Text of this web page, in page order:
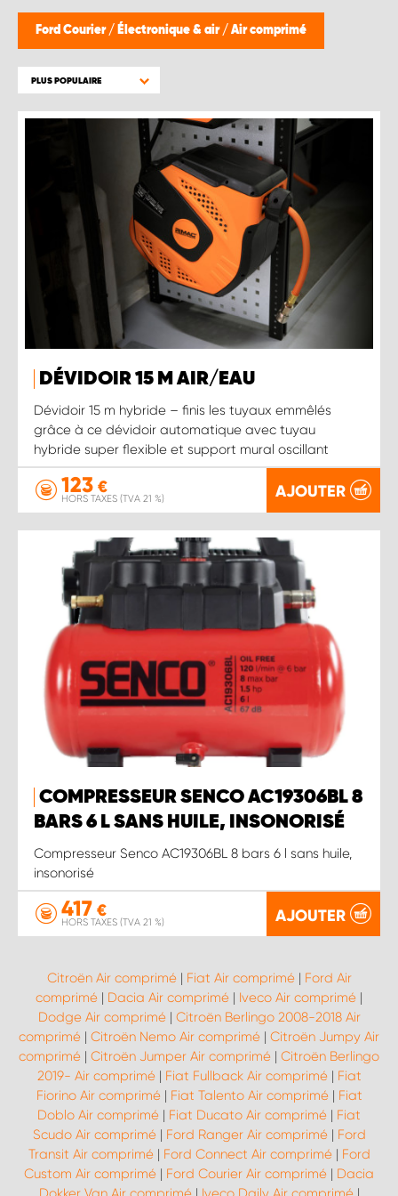
Ford Courier / Électronique & air / Air comprimé
PLUS POPULAIRE
DÉVIDOIR 15 M AIR/EAU
Dévidoir 15 m hybride – finis les tuyaux emmêlés
grâce à ce dévidoir automatique avec tuyau
hybride super flexible et support mural oscillant
123 €
HORS TAXES (TVA 21 %) AJOUTER
COMPRESSEUR SENCO AC19306BL 8
BARS 6 L SANS HUILE, INSONORISÉ
Compresseur Senco AC19306BL 8 bars 6 l sans huile,
insonorisé
417 €
HORS TAXES (TVA 21 %) AJOUTER
Citroën Air comprimé| Fiat Air comprimé| Ford Air
comprimé | Dacia Air comprimé | Iveco Air comprimé |
Dodge Air comprimé| Citroën Berlingo 2008-2018 Air
comprimé | Citroën Nemo Air comprimé | Citroën Jumpy Air
comprimé | Citroën Jumper Air comprimé | Citroën Berlingo
2019- Air comprimé| Fiat Fullback Air comprimé| Fiat
Fiorino Air comprimé| Fiat Talento Air comprimé| Fiat
Doblo Air comprimé | Fiat Ducato Air comprimé | Fiat
Scudo Air comprimé| Ford Ranger Air comprimé| Ford
Transit Air comprimé| Ford Connect Air comprimé| Ford
Custom Air comprimé | Ford Courier Air comprimé | Dacia
WORK SYSTEM WEST BY PRO-VAN